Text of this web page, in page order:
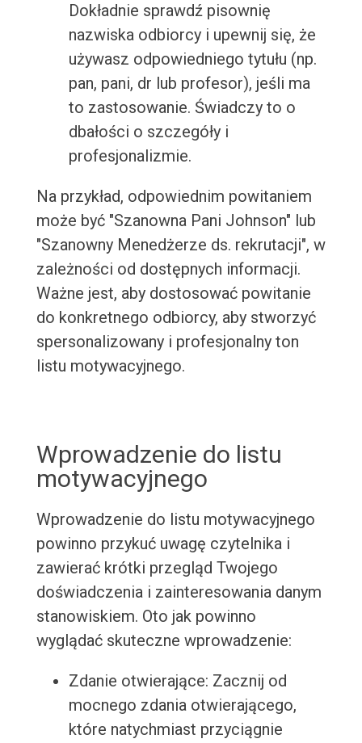
Dokładnie sprawdź pisownię
nazwiska odbiorcy i upewnij się, że
używasz odpowiedniego tytułu (np.
pan, pani, dr lub profesor), jeśli ma
to zastosowanie. Świadczy to o
dbałości o szczegóły i
profesjonalizmie.
Na przykład, odpowiednim powitaniem
może być "Szanowna Pani Johnson" lub
"Szanowny Menedżerze ds. rekrutacji", w
zależności od dostępnych informacji.
Ważne jest, aby dostosować powitanie
do konkretnego odbiorcy, aby stworzyć
spersonalizowany i profesjonalny ton
listu motywacyjnego.
Wprowadzenie do listu
motywacyjnego
Wprowadzenie do listu motywacyjnego
powinno przykuć uwagę czytelnika i
zawierać krótki przegląd Twojego
doświadczenia i zainteresowania danym
stanowiskiem. Oto jak powinno
wyglądać skuteczne wprowadzenie:
Zdanie otwierające: Zacznij od
mocnego zdania otwierającego,
które natychmiast przyciągnie